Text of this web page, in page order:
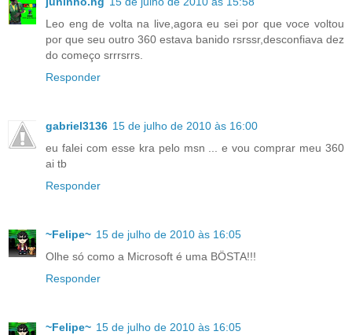
Leo eng de volta na live,agora eu sei por que voce voltou
por que seu outro 360 estava banido rsrssr,desconfiava dez
do começo srrrsrrs.
Responder
gabriel3136 15 de julho de 2010 às 16:00
eu falei com esse kra pelo msn ... e vou comprar meu 360
ai tb
Responder
~Felipe~ 15 de julho de 2010 às 16:05
Olhe só como a Microsoft é uma BÖSTA!!!
Responder
~Felipe~ 15 de julho de 2010 às 16:05